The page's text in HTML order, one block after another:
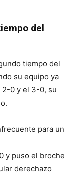
del
tiempo del
su equipo ya
2-0 y el 3-0, su
para un
y puso el broche
derechazo